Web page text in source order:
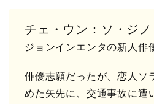
チェ・ウン：ソ・ジ
ジョンインエンタの新人俳
俳優志願だったが、恋人ソ
めた矢先に、交通事故に遭